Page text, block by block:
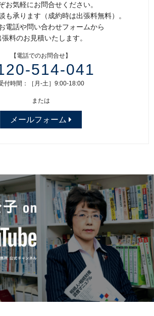
お気軽にお問合せください。
も承ります（成約時は出張料無料）。
電話や問い合わせフォームから
張料のお見積いたします。
【電話でのお問合せ】
514-041
付時間：［月-土］9:00-18:00
または
メールフォーム